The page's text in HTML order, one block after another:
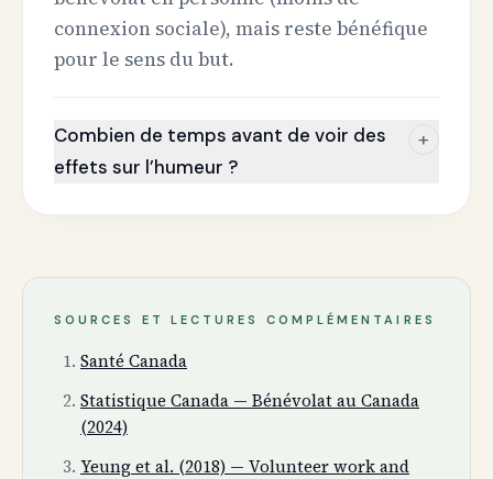
connexion sociale), mais reste bénéfique
pour le sens du but.
Combien de temps avant de voir des
effets sur l’humeur ?
+
SOURCES ET LECTURES COMPLÉMENTAIRES
Santé Canada
Statistique Canada — Bénévolat au Canada
(2024)
Yeung et al. (2018) — Volunteer work and